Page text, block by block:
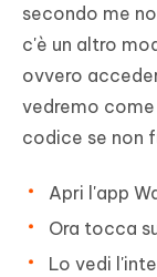
secondo me
c'è un altro
ovvero
vedremo
codice se non
Apri l'app
Ora tocca
Lo vedi